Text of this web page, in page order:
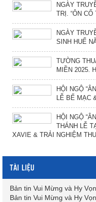
NGÀY
TRỊ. “ÔN CỐ
NGÀY
SINH HUẾ
TƯỜNG
MIỀN 2025.
HỘI NGỘ
LỄ BẾ MẠC
HỘI NGỘ
THÁNH LỄ
XAVIE & TRẢI NGHIỆM
TÀI LIỆU
Bản tin Vui Mừng và Hy
Bản tin Vui Mừng và Hy